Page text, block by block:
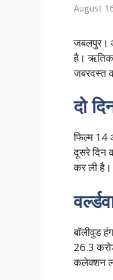
August
जबलपुर।
है। ऋतिक
जबरदस्त
दो
फिल्म 14
दूसरे दिन
कर ली है।
बॉलीवुड
26.3
कलेक्शन